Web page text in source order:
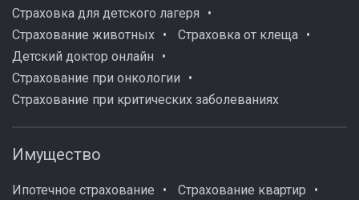
Страховка для детского лагеря
Страхование животных
Страховка от клеща
Детский доктор онлайн
Страхование при онкологии
Страхование при критических заболеваниях
Имущество
Ипотечное страхование
Страхование квартир